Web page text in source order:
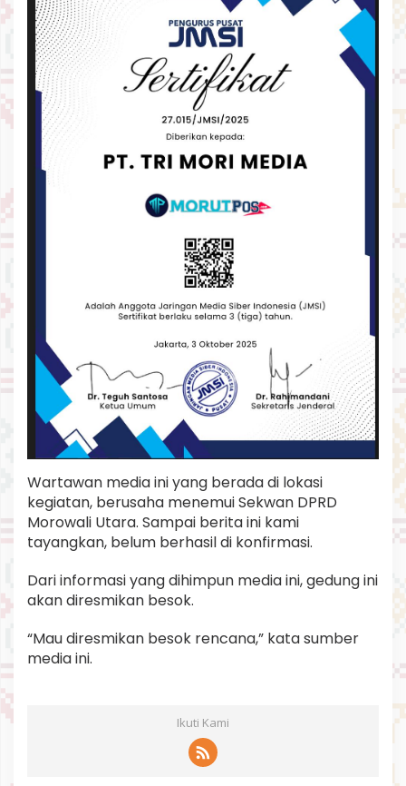
Wartawan media ini yang berada di lokasi
kegiatan, berusaha menemui Sekwan DPRD
Morowali Utara. Sampai berita ini kami
tayangkan, belum berhasil di konfirmasi.
Dari informasi yang dihimpun media ini, gedung ini
akan diresmikan besok.
“Mau diresmikan besok rencana,” kata sumber
media ini.
Ikuti Kami